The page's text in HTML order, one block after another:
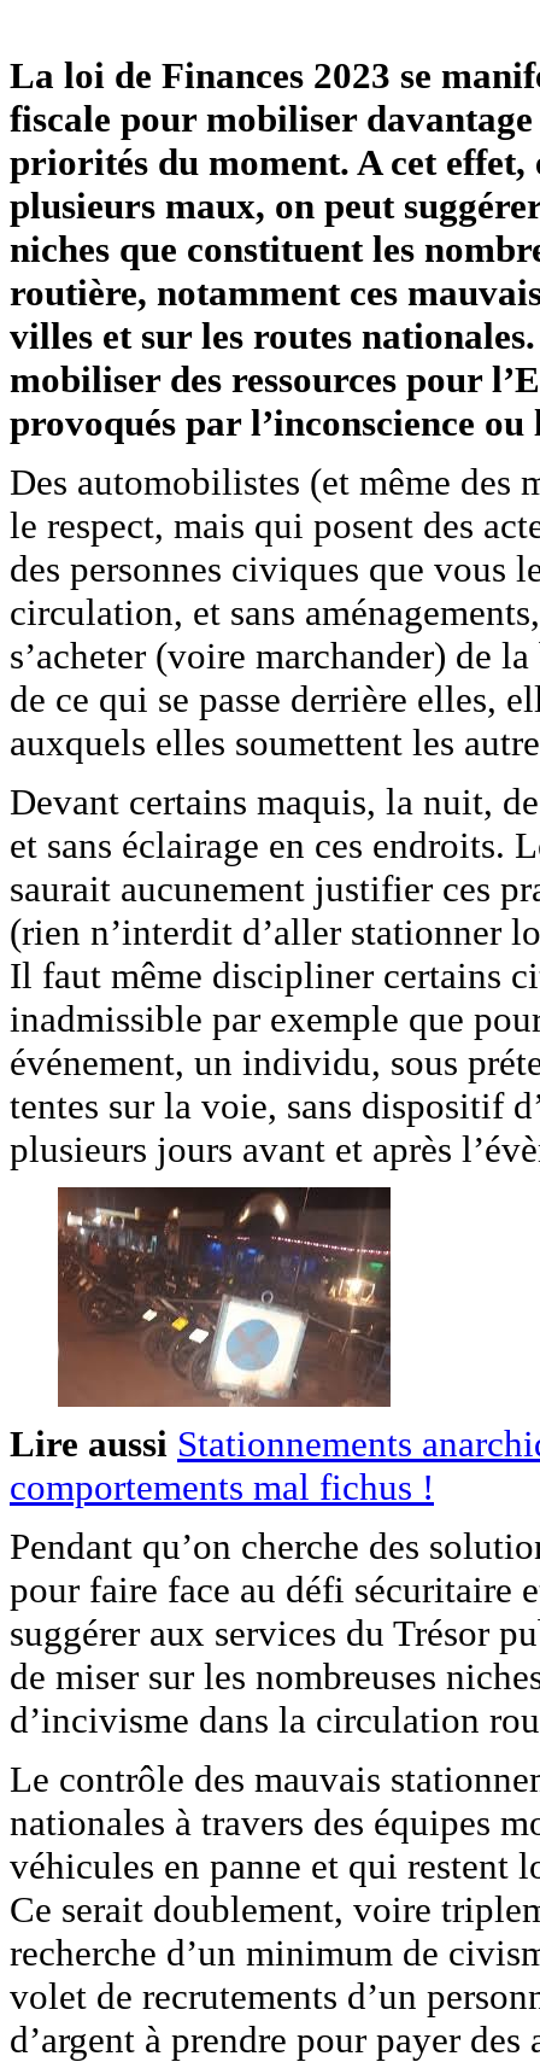
La loi de Finances 2023 se
fiscale pour mobiliser
priorités du moment. A cet effet,
plusieurs maux, on peut
niches que constituent les
routière, notamment ces
villes et sur les routes
mobiliser des ressources pour
provoqués par l’inconscience
Des automobilistes (et même des
le respect, mais qui posent des
des personnes civiques que vous
circulation, et sans
s’acheter (voire marchander) de
de ce qui se passe derrière elles,
auxquels elles soumettent les
Devant certains maquis, la nuit,
et sans éclairage en ces endroits.
saurait aucunement justifier ces
(rien n’interdit d’aller stationner
Il faut même discipliner certains
inadmissible par exemple que
événement, un individu, sous
tentes sur la voie, sans dispositif
plusieurs jours avant et après
Lire aussi Stationnements
comportements mal fichus !
Pendant qu’on cherche des
pour faire face au défi sécuritaire
suggérer aux services du Trésor
de miser sur les nombreuses
d’incivisme dans la circulation
Le contrôle des mauvais
nationales à travers des équipes
véhicules en panne et qui restent
Ce serait doublement, voire
recherche d’un minimum de
volet de recrutements d’un
d’argent à prendre pour payer des